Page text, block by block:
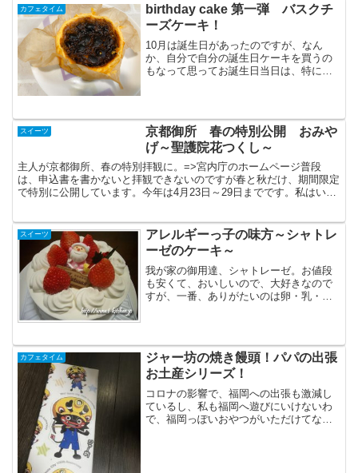
カフェタイム
birthday cake 第一弾 バスクチ
ーズケーキ！
10月は誕生日があったのですが、なん
か、自分で自分の誕生日ケーキを買うの
もなって思ってお誕生日当日は、特に特
チーズケーキ那須のチー...
スイーツ
京都御所 春の特別公開 おみや
げ～聖護院花つくし～
主人が京都御所、春の特別拝観に。=>宮内庁のホームページ普段
は、申込書を書かないと拝観できないのですが春と秋だけ、期間限定
で特別に公開しています。今年は4月23日～29日までです。私はいけ
スイーツ
アレルギーっ子の味方～シャトレ
ーゼのケーキ～
我が家の御用達、シャトレーゼ。お値段
も安くて、おいしいので、大好きなので
すが、一番、ありがたいのは卵・乳・小
レルギーがある娘にも、食...
カフェタイム
ジャー坊の焼き饅頭！パパの出張
お土産シリーズ！
コロナの影響で、福岡への出張も激減し
ているし、私も福岡へ遊びにいけないわ
で、福岡っぽいおやつがいただけてない